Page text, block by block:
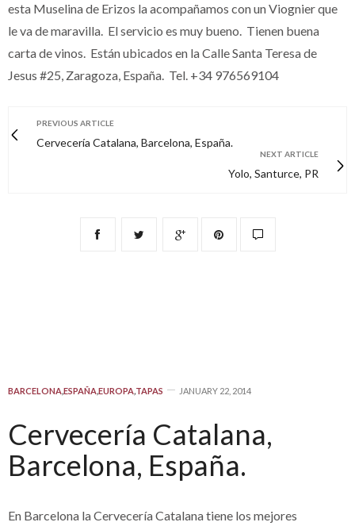
esta Muselina de Erizos la acompañamos con un Viognier que
le va de maravilla. El servicio es muy bueno. Tienen buena
carta de vinos. Están ubicados en laCalle Santa Teresa de
Jesus #25, Zaragoza, España. Tel. +34 976569104
PREVIOUS ARTICLE
Cervecería Catalana, Barcelona, España.
NEXT ARTICLE
Yolo, Santurce, PR
BARCELONA,ESPAÑA,EUROPA,TAPAS JANUARY 22, 2014
Cervecería Catalana,
Barcelona, España.
En Barcelona la Cervecería Catalana tiene los mejores